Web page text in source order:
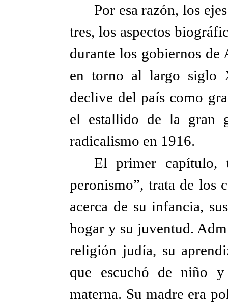
Por esa razón, los
tres, los aspectos
durante los gobiernos
en torno al largo siglo
declive del país como
el estallido de la gran
radicalismo en 1916.
El primer capítulo,
peronismo”, trata de los
acerca de su infancia,
hogar y su juventud.
religión judía, su
que escuchó de niño
materna. Su madre era